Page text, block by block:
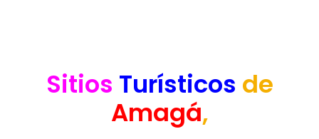
Sitios Turísticos de
Amagá,